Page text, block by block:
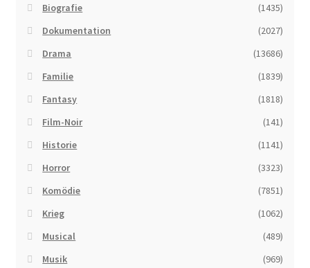
Biografie
(1435)
Dokumentation
(2027)
Drama
(13686)
Familie
(1839)
Fantasy
(1818)
Film-Noir
(141)
Historie
(1141)
Horror
(3323)
Komödie
(7851)
Krieg
(1062)
Musical
(489)
Musik
(969)